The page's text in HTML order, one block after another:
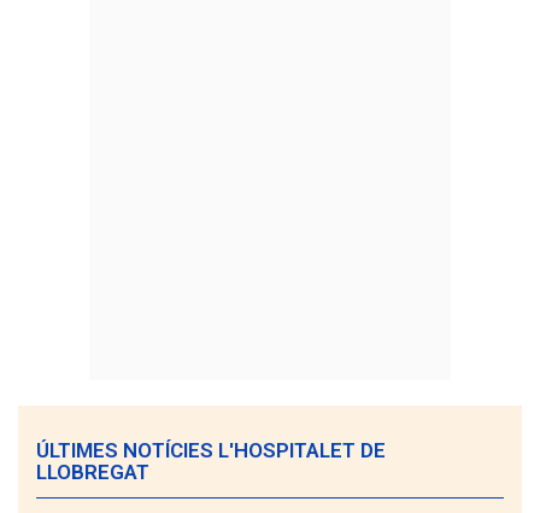
ÚLTIMES NOTÍCIES L'HOSPITALET DE
LLOBREGAT